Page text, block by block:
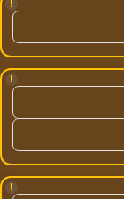
!
!
!